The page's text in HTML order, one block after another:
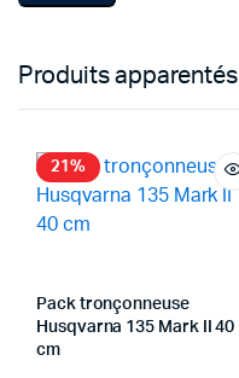
Produits apparentés
21%
Pack tronçonneuse
Husqvarna 135 Mark II 40
cm